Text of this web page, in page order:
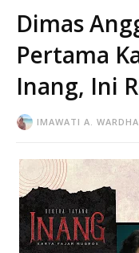
Dimas
Pertama
Inang, Ini
IMAWATI A.